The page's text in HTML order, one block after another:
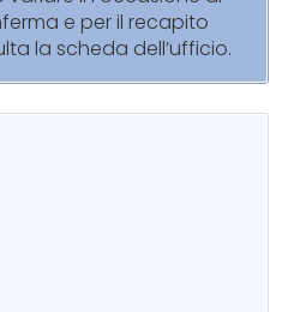
e per il recapito
la scheda dell’ufficio.